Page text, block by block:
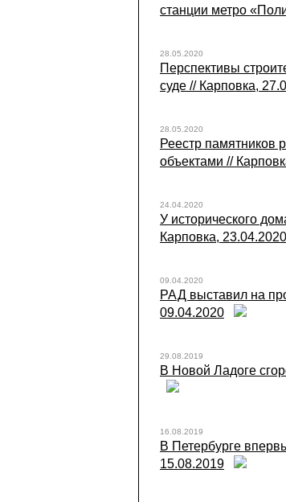
станции метро
28.05.2020
Перспективы
суде // Карповка,
28.05.2020
Реестр памятников
объектами //
24.04.2020
У исторического
Карповка, 23.04.2020
09.04.2020
РАД выставил на
09.04.2020
29.08.2019
В Новой Ладоге
16.08.2019
В Петербурге
15.08.2019